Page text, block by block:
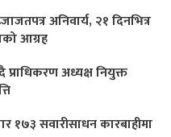
अनिवार्य, २१ दिनभित्र
आग्रह
प्राधिकरण अध्यक्ष नियुक्त
१७३ सवारीसाधन कारबाहीमा